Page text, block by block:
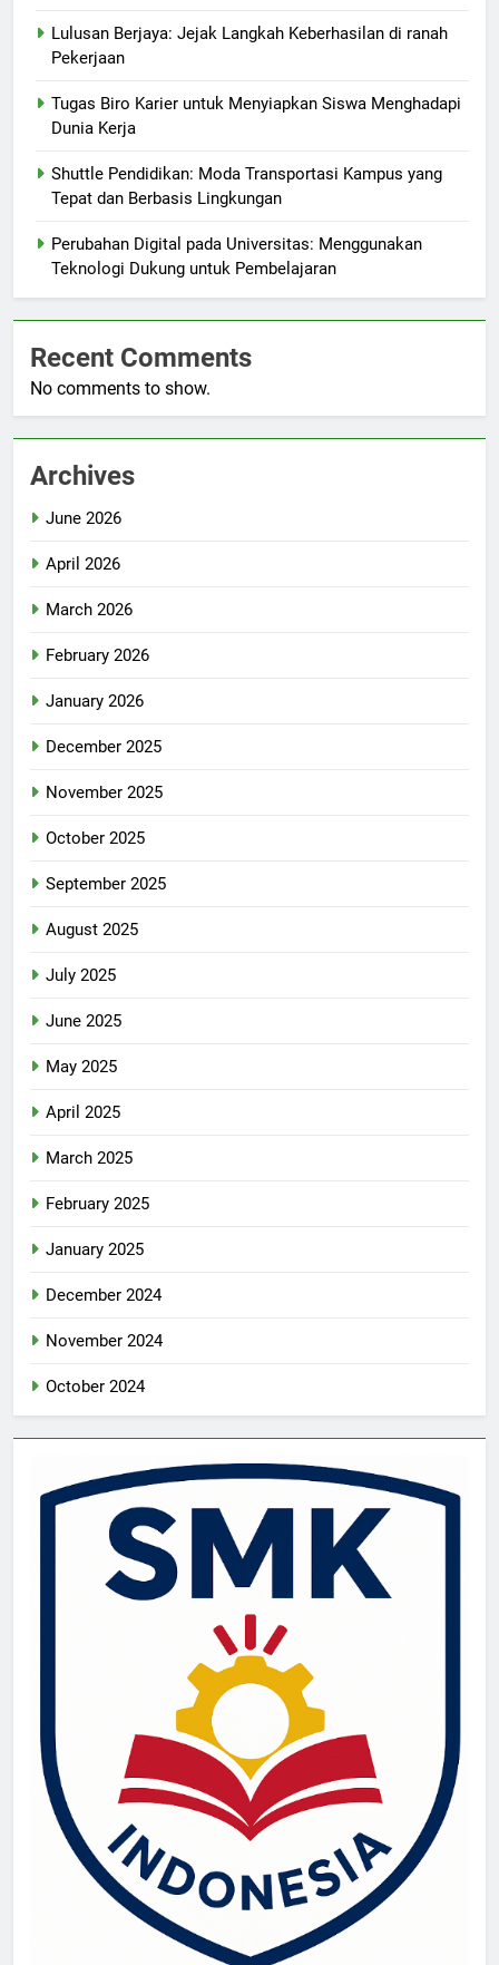
Lulusan Berjaya: Jejak Langkah Keberhasilan di ranah
Pekerjaan
Tugas Biro Karier untuk Menyiapkan Siswa Menghadapi
Dunia Kerja
Shuttle Pendidikan: Moda Transportasi Kampus yang
Tepat dan Berbasis Lingkungan
Perubahan Digital pada Universitas: Menggunakan
Teknologi Dukung untuk Pembelajaran
Recent Comments
No comments to show.
Archives
June 2026
April 2026
March 2026
February 2026
January 2026
December 2025
November 2025
October 2025
September 2025
August 2025
July 2025
June 2025
May 2025
April 2025
March 2025
February 2025
January 2025
December 2024
November 2024
October 2024